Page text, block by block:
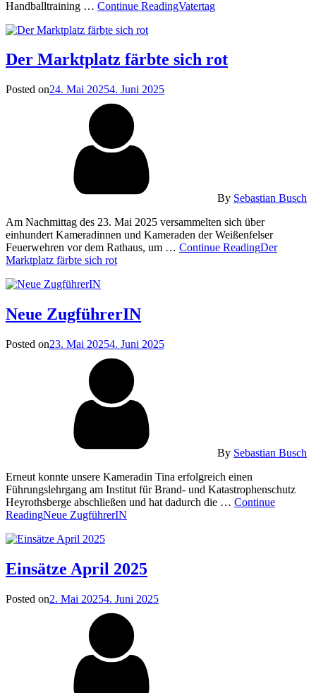
Handballtraining … Continue ReadingVatertag
Der Marktplatz färbte sich rot
Posted on24. Mai 20254. Juni 2025
By Sebastian Busch
Am Nachmittag des 23. Mai 2025 versammelten sich über
einhundert Kameradinnen und Kameraden der Weißenfelser
Feuerwehren vor dem Rathaus, um … Continue ReadingDer
Marktplatz färbte sich rot
Neue ZugführerIN
Posted on23. Mai 20254. Juni 2025
By Sebastian Busch
Erneut konnte unsere Kameradin Tina erfolgreich einen
Führungslehrgang am Institut für Brand- und Katastrophenschutz
Heyrothsberge abschließen und hat dadurch die … Continue
ReadingNeue ZugführerIN
Einsätze April 2025
Posted on2. Mai 20254. Juni 2025